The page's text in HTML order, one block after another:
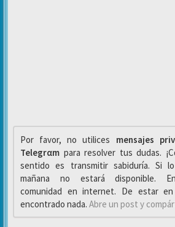
Por favor, no utilices mensajes
Telegrαm para resolver tus dudas.
sentido es transmitir sabiduría. Si
mañana no estará disponible.
comunidad en internet. De estar
encontrado nada. Abre un post y